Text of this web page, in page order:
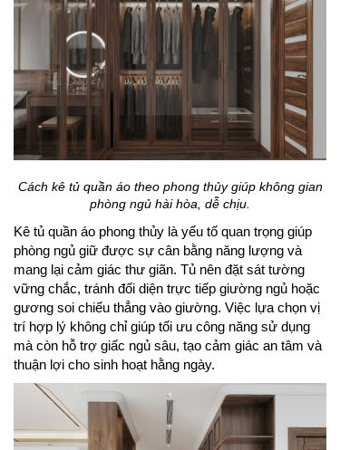
Cách kê tủ quần áo theo phong thủy giúp không gian
phòng ngủ hài hòa, dễ chịu.
Kê tủ quần áo phong thủy là yếu tố quan trọng giúp
phòng ngủ giữ được sự cân bằng năng lượng và
mang lại cảm giác thư giãn. Tủ nên đặt sát tường
vững chắc, tránh đối diện trực tiếp giường ngủ hoặc
gương soi chiếu thẳng vào giường. Việc lựa chọn vị
trí hợp lý không chỉ giúp tối ưu công năng sử dụng
mà còn hỗ trợ giấc ngủ sâu, tạo cảm giác an tâm và
thuận lợi cho sinh hoạt hằng ngày.